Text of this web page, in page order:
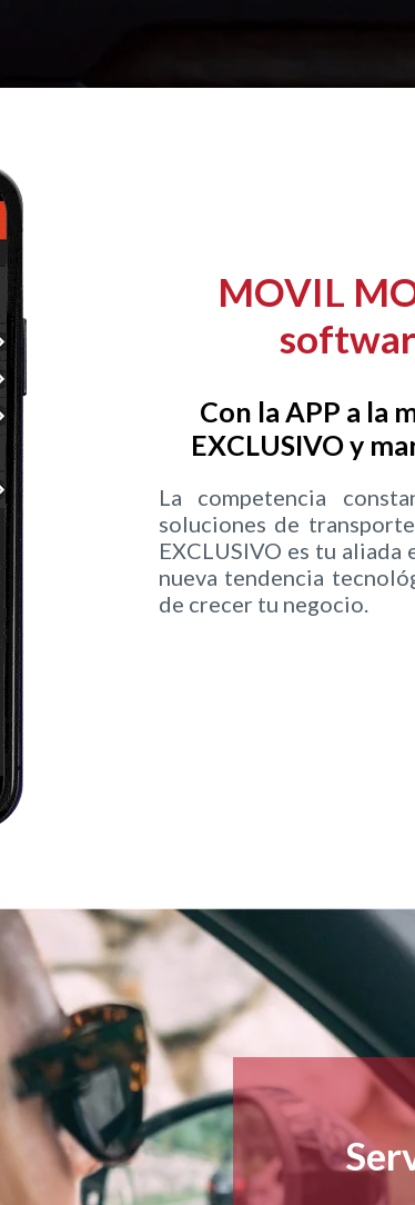
MOVIL
Con la APP a la
EXCLUSIVO y
La competencia
soluciones de
EXCLUSIVO es tu
nueva tendencia
de crecer tu negocio.